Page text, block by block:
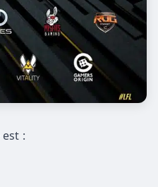
est :